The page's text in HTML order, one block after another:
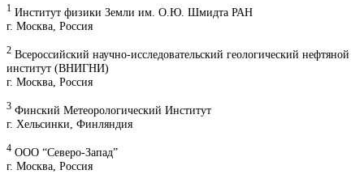
1 Институт физики Земли им. О.Ю. Шмидта РАН
г. Москва, Россия
2 Всероссийский научно-исследовательский геологический нефтяной
институт (ВНИГНИ)
г. Москва, Россия
3 Финский Метеорологический Институт
г. Хельсинки, Финляндия
4 ООО “Северо-Запад”
г. Москва, Россия